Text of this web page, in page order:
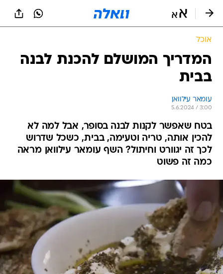
אוכל
המדריך המושלם להכנת לבנה
בבית
עומאר עילוואן
5.6.2024 / 3:00
בטח שאפשר לקנות לבנה בסופר, אבל למה לא
להכין אותה, טריה וטעימה, בבית, כשכל שדרוש
לכך זה יגוורט וחיתול? השף עומאר עילוואן מראה
כמה זה פשוט